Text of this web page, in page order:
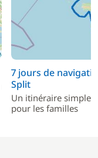
7 jours de
Split
Un itinéraire simple
pour les familles